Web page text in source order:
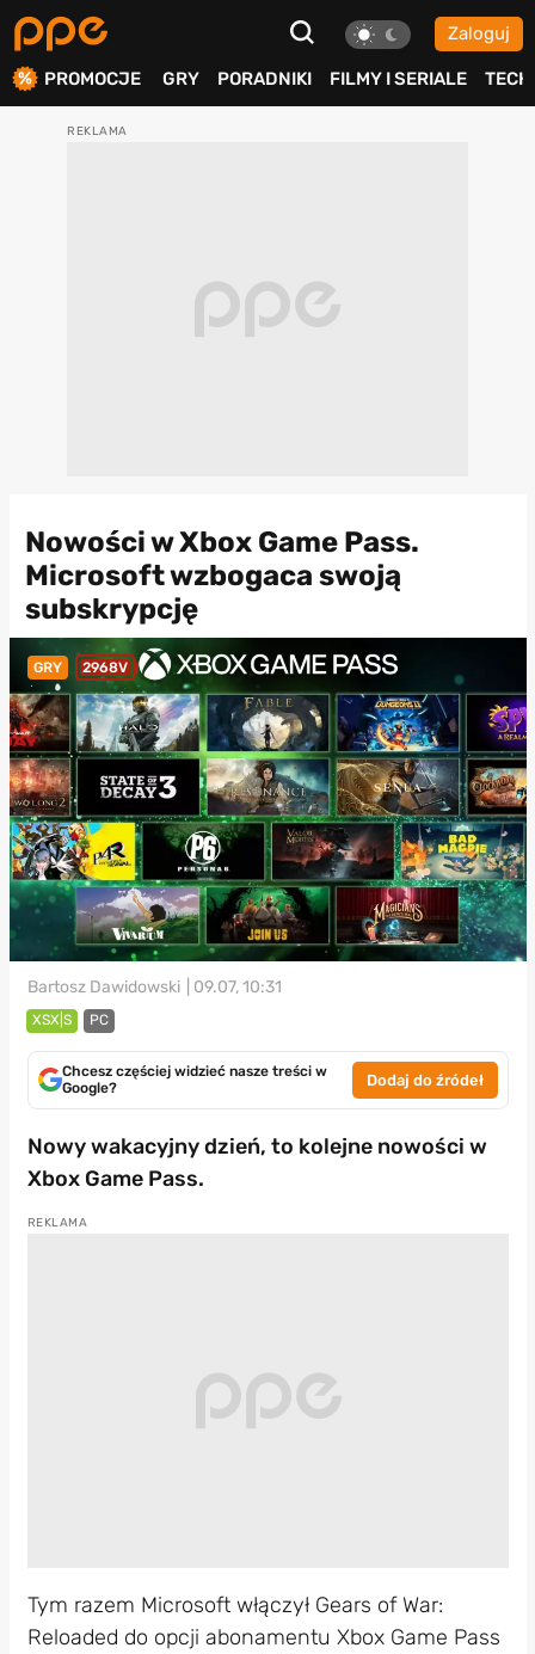
Zaloguj
PROMOCJE GRY PORADNIKI FILMY I SERIALE TECH
Nowości w Xbox Game Pass.
Microsoft wzbogaca swoją
subskrypcję
GRY 2968V
Bartosz Dawidowski | 09.07, 10:31
XSX|S PC
Chcesz częściej widzieć nasze treści w
Google?
Dodaj do źródeł
Nowy wakacyjny dzień, to kolejne nowości w
Xbox Game Pass.
Tym razem Microsoft włączył Gears of War:
Reloaded do opcji abonamentu Xbox Game Pass